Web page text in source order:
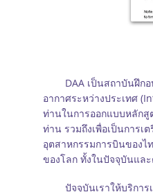
DAA เป็นสถาบันฝึกอบ
อากาศระหว่างประเทศ
ท่านในการออกแบบหลักสู
ท่าน รวมถึงเพื่อเป็นการ
อุตสาหกรรมการบินของไ
ของโลก ทั้งในปัจจุบันแล
ปัจจุบันเราให้บริการเ